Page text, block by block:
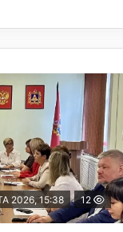
2026, 15:38 12